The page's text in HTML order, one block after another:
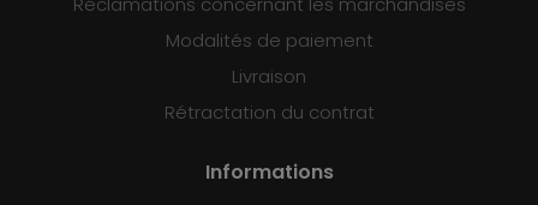
Modalités de paiement
Livraison
Rétractation du contrat
Informations